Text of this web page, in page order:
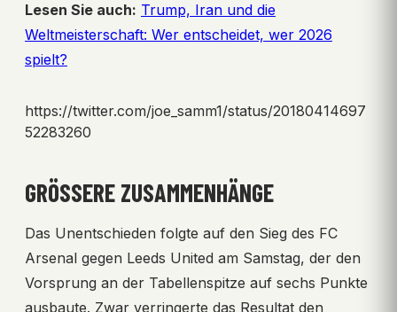
Lesen Sie auch: Trump, Iran und die
Weltmeisterschaft: Wer entscheidet, wer 2026
spielt?
https://twitter.com/joe_samm1/status/20180414697
52283260
GRÖSSERE ZUSAMMENHÄNGE
Das Unentschieden folgte auf den Sieg des FC
Arsenal gegen Leeds United am Samstag, der den
Vorsprung an der Tabellenspitze auf sechs Punkte
ausbaute. Zwar verringerte das Resultat den